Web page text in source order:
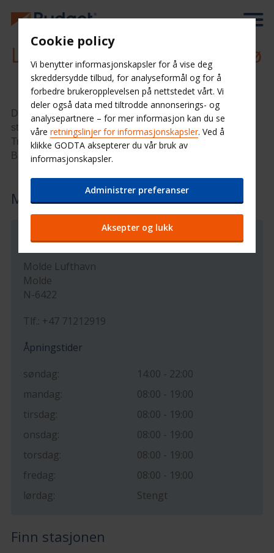
Leiebil Molde Lufthavn, Årø
Det er mange måter å reise til Molde på. Hurtigruten
stanser her, og det går ekspressbuss fra Oslo og
Trondheim. Flyplassen ligger på Årø, og der venter
Budget Bilutleie med billige leiebiler og gode tilbud.
Molde Lufthavn, Årø
Stasjonsinformasjon
Molde Lufthavn
Molde
N-6422
Tlf.: +47 71212919
Åpningstider
søndag:
14:00 - 22:00
mandag:
08:00 - 19:00
tirsdag:
08:00 - 19:00
onsdag:
08:00 - 19:00
torsdag:
08:00 - 19:00
fredag:
08:00 - 19:00
lørdag:
Stengt
Finn stasjonen
Cookie policy
Vi benytter informasjonskapsler for å vise deg
skreddersydde tilbud, for analyseformål og for å
forbedre brukeropplevelsen på nettstedet vårt. Vi
deler også data med tiltrodde annonserings- og
analysepartnere – for mer informasjon kan du se
våre retningslinjer for informasjonskapsler. Ved å
klikke GODTA aksepterer du vår bruk av
informasjonskapsler.
Administrer preferanser
Aksepter og lukk